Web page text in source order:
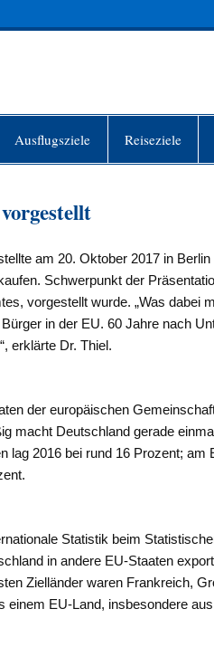
Ausflugsziele Reiseziele
am 20. Oktober 2017 in
Schwerpunkt der
vorgestellt wurde. „Was dabei
in der EU. 60 Jahre nach
erklärte Dr. Thiel.
der europäischen
macht Deutschland gerade
lag 2016 bei rund 16 Prozent; am
Statistik beim
in andere EU-Staaten
Zielländer waren Frankreich,
EU-Land, insbesondere